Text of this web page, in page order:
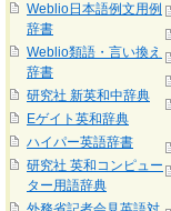
Weblio日本語例文用例
辞書
Weblio類語・言い換え
辞書
研究社 新英和中辞典
Eゲイト英和辞典
ハイパー英語辞書
研究社 英和コンピュー
ター用語辞典